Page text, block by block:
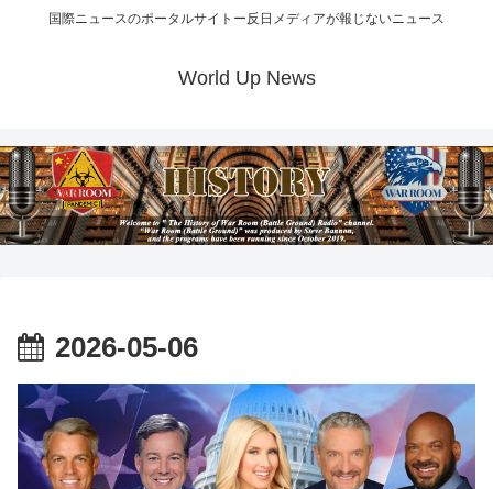
国際ニュースのポータルサイトー反日メディアが報じないニュース
World Up News
2026-05-06